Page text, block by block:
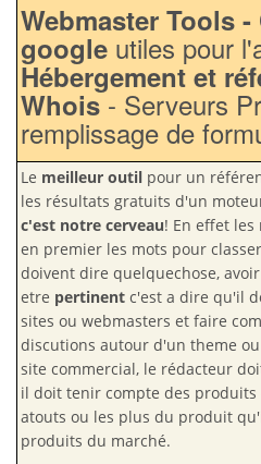
Webmaster Tools
google utiles pour
Hébergement et
Whois- Serveurs
remplissage de
Le meilleur outil pour un
les résultats gratuits d'un
c'est notre cerveau! En effet
en premier les mots pour
doivent dire quelquechose,
etre pertinent c'est a dire qu'il
sites ou webmasters et faire
discutions autour d'un theme
site commercial, le rédacteur
il doit tenir compte des
atouts ou les plus du produit
produits du marché.